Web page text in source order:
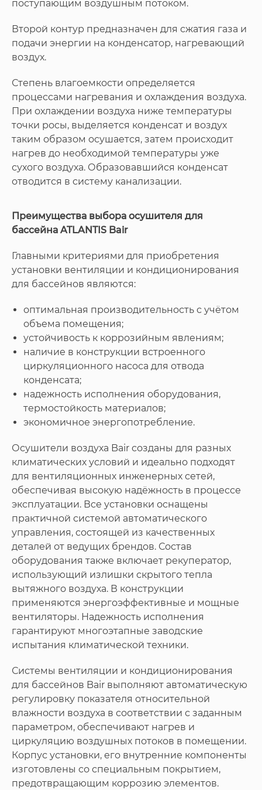
поступающим воздушным потоком.
Второй контур предназначен для сжатия газа и
подачи энергии на конденсатор, нагревающий
воздух.
Степень влагоемкости определяется
процессами нагревания и охлаждения воздуха.
При охлаждении воздуха ниже температуры
точки росы, выделяется конденсат и воздух
таким образом осушается, затем происходит
нагрев до необходимой температуры уже
сухого воздуха. Образовавшийся конденсат
отводится в систему канализации.
Преимущества выбора осушителя для
бассейна ATLANTIS Bair
Главными критериями для приобретения
установки вентиляции и кондиционирования
для бассейнов являются:
оптимальная производительность с учётом
объема помещения;
устойчивость к коррозийным явлениям;
наличие в конструкции встроенного
циркуляционного насоса для отвода
конденсата;
надежность исполнения оборудования,
термостойкость материалов;
экономичное энергопотребление.
Осушители воздуха Bair созданы для разных
климатических условий и идеально подходят
для вентиляционных инженерных сетей,
обеспечивая высокую надёжность в процессе
эксплуатации. Все установки оснащены
практичной системой автоматического
управления, состоящей из качественных
деталей от ведущих брендов. Состав
оборудования также включает рекуператор,
использующий излишки скрытого тепла
вытяжного воздуха. В конструкции
применяются энергоэффективные и мощные
вентиляторы. Надежность исполнения
гарантируют многоэтапные заводские
испытания климатической техники.
Системы вентиляции и кондиционирования
для бассейнов Bair выполняют автоматическую
регулировку показателя относительной
влажности воздуха в соответствии с заданным
параметром, обеспечивают нагрев и
циркуляцию воздушных потоков в помещении.
Корпус установки, его внутренние компоненты
изготовлены со специальным покрытием,
предотвращающим коррозию элементов.